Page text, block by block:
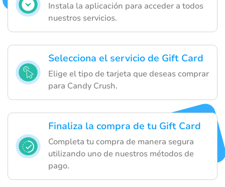
Instala la aplicación para acceder a todos
nuestros servicios.
Selecciona el servicio de Gift Card
Elige el tipo de tarjeta que deseas comprar
para Candy Crush.
Finaliza la compra de tu Gift Card
Completa tu compra de manera segura
utilizando uno de nuestros métodos de
pago.